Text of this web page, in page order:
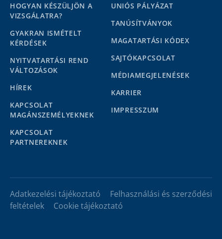
HOGYAN KÉSZÜLJÖN A
VIZSGÁLATRA?
GYAKRAN ISMÉTELT
KÉRDÉSEK
NYITVATARTÁSI REND
VÁLTOZÁSOK
HÍREK
KAPCSOLAT
MAGÁNSZEMÉLYEKNEK
KAPCSOLAT
PARTNEREKNEK
UNIÓS PÁLYÁZAT
TANÚSÍTVÁNYOK
MAGATARTÁSI KÓDEX
SAJTÓKAPCSOLAT
MÉDIAMEGJELENÉSEK
KARRIER
IMPRESSZUM
Adatkezelési tájékoztató
Felhasználási és szerződési
feltételek
Cookie tájékoztató